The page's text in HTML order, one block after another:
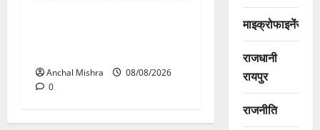
Anchal Mishra
08/08/2026
0
माइक्रोफाइनेंस
राजधानी
रायपुर
राजनीति